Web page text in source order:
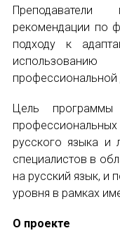
Научно-
Семинар в
«Вопросы
рекомендации по
подходу к
профессиональной
Цель программы
русского языка и
специалистов в
на русский язык, и
уровня в рамках
О проекте
E-MAIL
СООБЩЕНИЕ